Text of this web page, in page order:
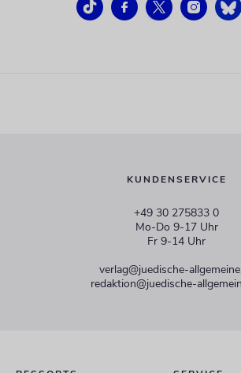
KUNDENSERVICE
+49 30 275833 0
Mo-Do 9-17 Uhr
Fr 9-14 Uhr
verlag@juedische-
redaktion@juedische-